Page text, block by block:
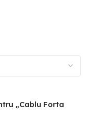
„Cablu Forta